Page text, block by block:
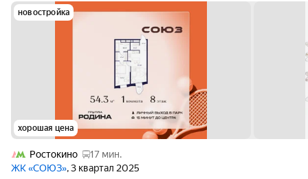
новостройка
хорошая цена
Ростокино
17 мин.
ЖК «СОЮЗ», 3 квартал 2025